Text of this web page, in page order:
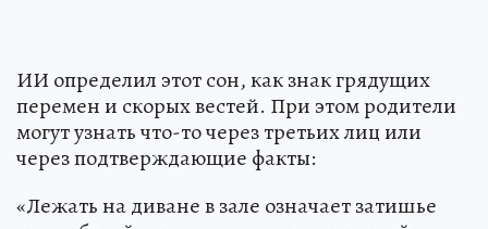
ИИ определил этот сон, как знак грядущих
перемен и скорых вестей. При этом родители
могут узнать что-то через третьих лиц или
через подтверждающие факты:
«Лежать на диване в зале означает затишье